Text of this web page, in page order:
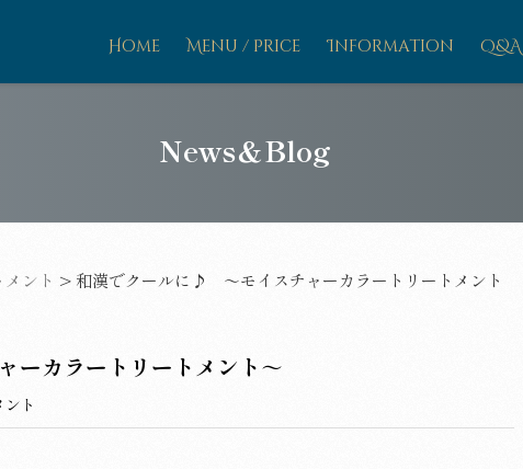
Home Menu / Price Information Q&A
News＆Blog
ント > 和漢でクールに♪ ～モイスチャーカラートリートメント
カラートリートメント～
ト